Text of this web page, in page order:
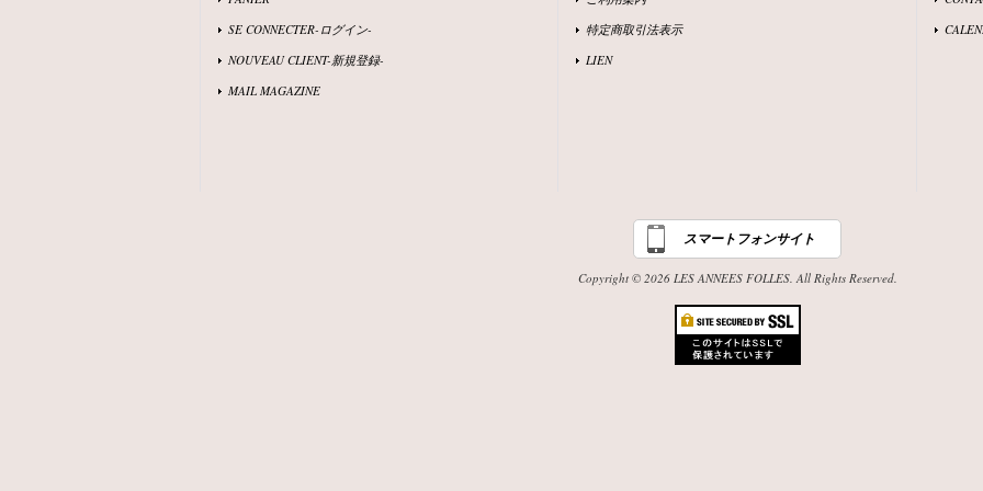
SE CONNECTER-ログイン-
NOUVEAU CLIENT-新規登録-
MAIL MAGAZINE
特定商取引法表示
LIEN
スマートフォンサイト
Copyright © 2026 LES ANNEES FOLLES. All Rights Reserved.